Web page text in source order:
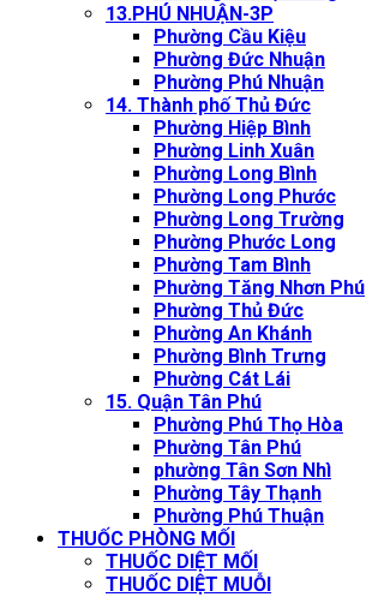
13.PHÚ NHUẬN-3P
Phường Cầu Kiệu
Phường Đức Nhuận
Phường Phú Nhuận
14. Thành phố Thủ Đức
Phường Hiệp Bình
Phường Linh Xuân
Phường Long Bình
Phường Long Phước
Phường Long Trường
Phường Phước Long
Phường Tam Bình
Phường Tăng Nhơn Phú
Phường Thủ Đức
Phường An Khánh
Phường Bình Trưng
Phường Cát Lái
15. Quận Tân Phú
Phường Phú Thọ Hòa
Phường Tân Phú
phường Tân Sơn Nhì
Phường Tây Thạnh
Phường Phú Thuận
THUỐC PHÒNG MỐI
THUỐC DIỆT MỐI
THUỐC DIỆT MUỖI